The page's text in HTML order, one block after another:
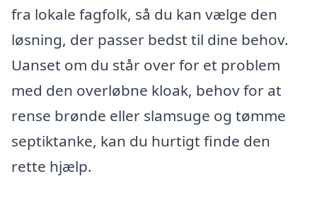
fra lokale fagfolk, så du kan vælge den
løsning, der passer bedst til dine behov.
Uanset om du står over for et problem
med den overløbne kloak, behov for at
rense brønde eller slamsuge og tømme
septiktanke, kan du hurtigt finde den
rette hjælp.